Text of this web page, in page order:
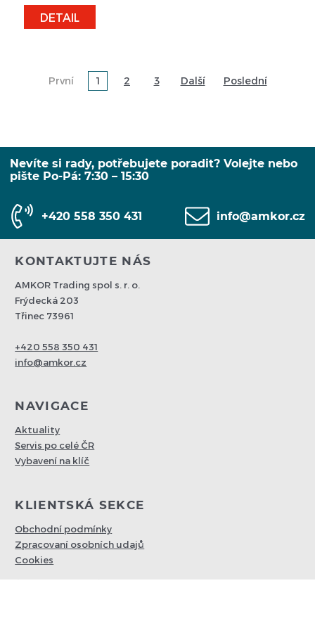
DETAIL
První 1 2 3 Další Poslední
Nevíte si rady, potřebujete poradit? Volejte nebo
pište Po-Pá: 7:30 – 15:30
+420 558 350 431 info@amkor.cz
KONTAKTUJTE NÁS
AMKOR Trading spol s. r. o.
Frýdecká 203
Třinec 73961
+420 558 350 431
info@amkor.cz
NAVIGACE
Aktuality
Servis po celé ČR
Vybavení na klíč
KLIENTSKÁ SEKCE
Obchodní podmínky
Zpracovaní osobních udajů
Cookies